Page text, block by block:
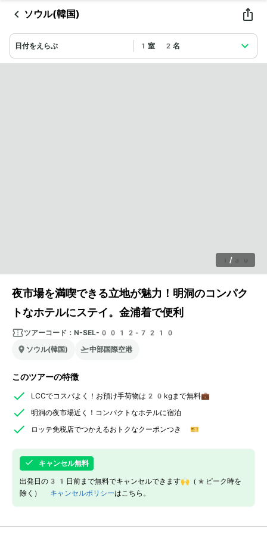
ソウル(韓国)
日付をえらぶ 1室 2名
1 / 30
夜市場を満喫できる立地が魅力！明洞のコンパク
トなホテルにステイ。金浦着で便利
ツアーコード： N-SEL-0012-7210
ソウル(韓国)
中部国際空港
このツアーの特徴
LCCでコスパよく！お預け手荷物は20kgまで無料💼
明洞の夜市場近く！コンパクトなホテルに宿泊
ロッテ免税店でつかえるおトクなクーポンつき 🎫
キャンセル無料
出発日の31日前まで無料でキャンセルできます🙌（*ピーク時を
除く） キャンセルポリシーはこちら。